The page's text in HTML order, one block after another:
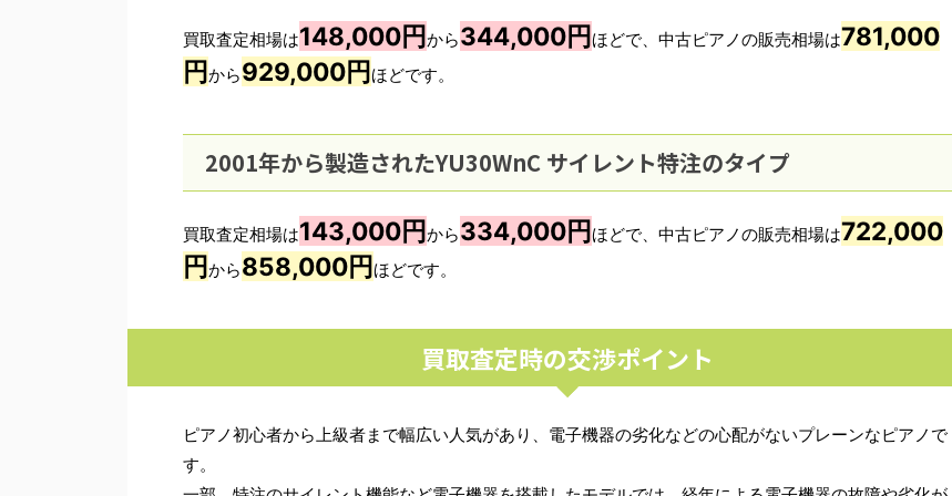
買取査定相場は148,000円から344,000円ほどで、中古ピアノの販売相場は781,000
円から929,000円ほどです。
2001年から製造されたYU30WnC サイレント特注のタイプ
買取査定相場は143,000円から334,000円ほどで、中古ピアノの販売相場は722,000
円から858,000円ほどです。
買取査定時の交渉ポイント
ピアノ初心者から上級者まで幅広い人気があり、電子機器の劣化などの心配がないプレーンなピアノで
す。